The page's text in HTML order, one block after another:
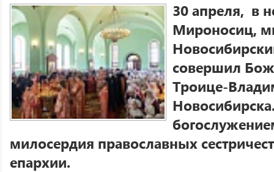
30 апреля, в
Мироносиц,
совершил
Троице-
милосердия православных
епархии.